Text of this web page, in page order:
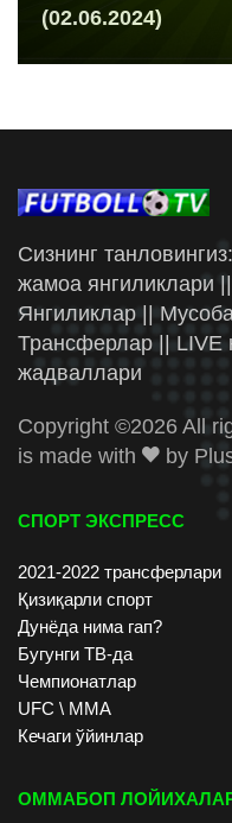
(02.06.2024)
Сизнинг
жамоа янгиликлари
Янгиликлар ||
Трансферлар || LIVE
жадваллари
Copyright ©2026 All
is made with
by
СПОРТ ЭКСПРЕСС
2021-2022 трансферлари
Қизиқарли спорт
Дунёда нима гап?
Бугунги ТВ-да
Чемпионатлар
UFC \ ММА
Кечаги ўйинлар
ОММАБОП